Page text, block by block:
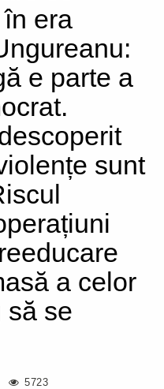
era
e parte a
sunt
a celor
să se
5723